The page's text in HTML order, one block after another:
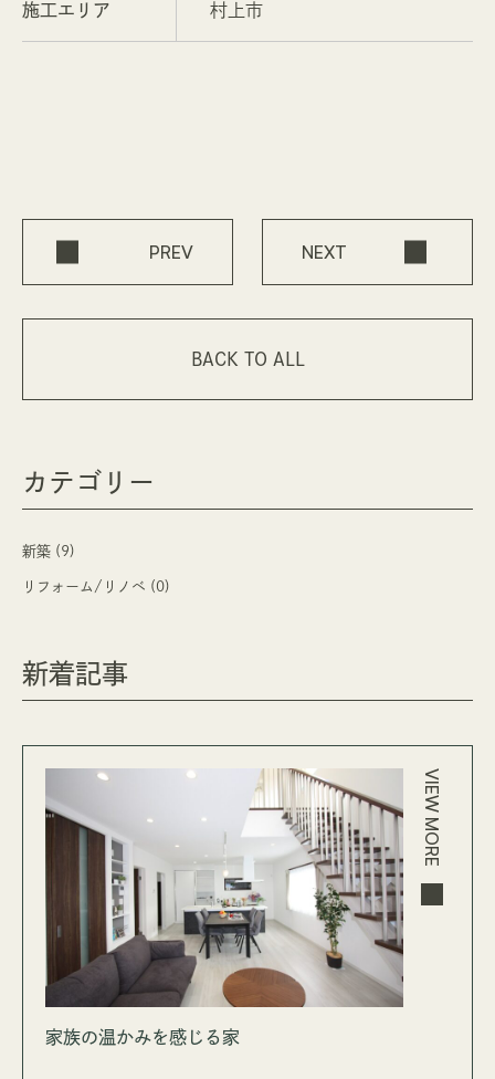
施工エリア 村上市
PREV NEXT
BACK TO ALL
カテゴリー
新築 (9)
リフォーム/リノベ (0)
新着記事
VIEW MORE
家族の温かみを感じる家